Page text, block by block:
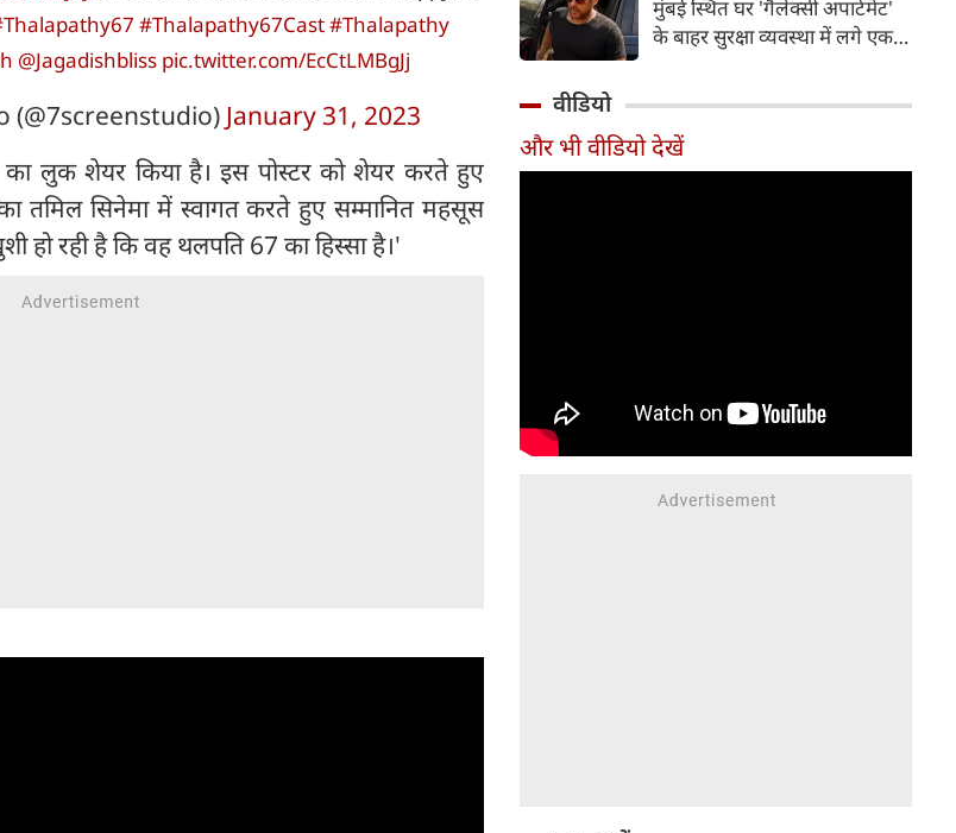
#Thalapathy67Cast#Thalapathy
@Jagadishbliss pic.twitter.com/EcCtLMBgJj
(@7screenstudio) January 31, 2023
लुक शेयर किया है। इस पोस्टर को शेयर करते हुए
तमिल सिनेमा में स्वागत करते हुए सम्मानित महसूस
हो रही है कि वह थलपति 67 का हिस्सा है।'
करती हैं। फिलहाल 'वर्ल्ड कैट डे' के
मौके पर आइए जानते हैं उन पांच
को 'कैट मॉम' कहती हैं।
मुंबई स्थित घर 'गैलेक्सी अपार्टमेंट'
के बाहर सुरक्षा व्यवस्था में लगे एक
कांस्टेबल गणेश रायते के रूप में हुई
है। वह मुंबई पुलिस की लोकल आर्म्स
वीडियो
और भी वीडियो देखें